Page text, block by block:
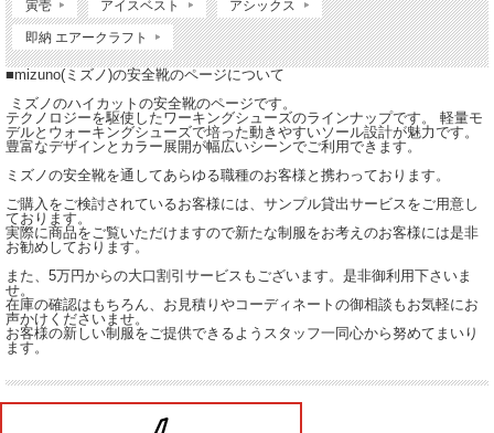
寅壱 アイスベスト アシックス
即納 エアークラフト
■mizuno(ミズノ)の安全靴のページについて
ミズノのハイカットの安全靴のページです。
テクノロジーを駆使したワーキングシューズのラインナップです。 軽量モ
デルとウォーキングシューズで培った動きやすいソール設計が魅力です。
豊富なデザインとカラー展開が幅広いシーンでご利用できます。
ミズノの安全靴を通してあらゆる職種のお客様と携わっております。
ご購入をご検討されているお客様には、サンプル貸出サービスをご用意し
ております。
実際に商品をご覧いただけますので新たな制服をお考えのお客様には是非
お勧めしております。
また、5万円からの大口割引サービスもございます。是非御利用下さいま
せ。
在庫の確認はもちろん、お見積りやコーディネートの御相談もお気軽にお
声かけくださいませ。
お客様の新しい制服をご提供できるようスタッフ一同心から努めてまいり
ます。